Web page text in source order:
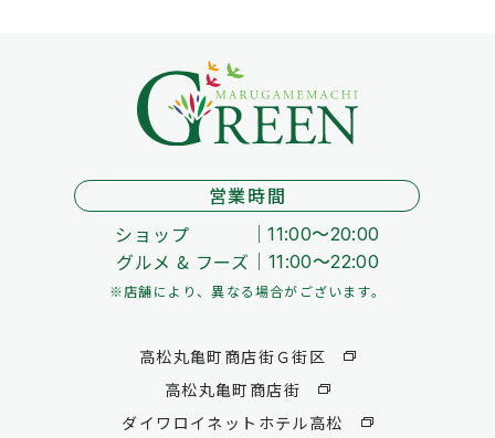
営業時間
ショップ
11:00～20:00
グルメ & フーズ 11:00～22:00
※店舗により、異なる場合がございます。
高松丸亀町商店街Ｇ街区
高松丸亀町商店街
ダイワロイネットホテル高松